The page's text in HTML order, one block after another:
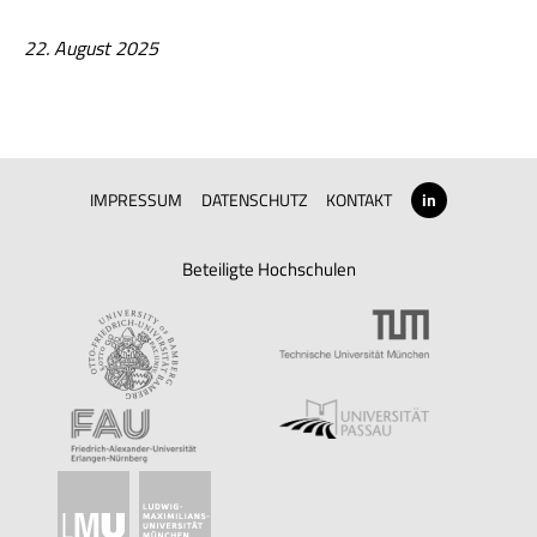
22. August 2025
Beteiligte Hochschulen
IMPRESSUM DATENSCHUTZ KONTAKT in